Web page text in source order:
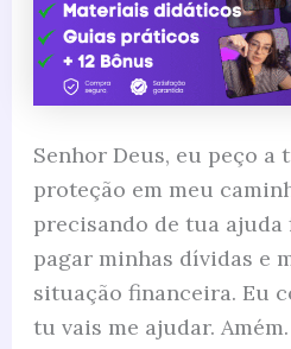
Senhor Deus, eu peço a
proteção em meu
precisando de tua ajuda
pagar minhas dívidas e
situação financeira. Eu
tu vais me ajudar. Amém.